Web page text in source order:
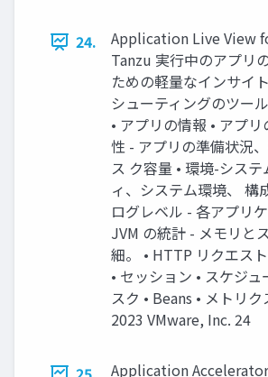
24.
Application Live View
Tanzu 実⾏中のアプリ
ための軽量なインサイ
シューティングのツー
• アプリの情報 • アプリ
性 - アプリの準備状況
ス ク容量 • 環境-システ
ィ、システム環境、 構
ログレベル - 各アプリ
JVM の統計 - メモリと
細。 • HTTP リクエス
• セッション • スケジ
スク • Beans • メトリ
2023 VMware, Inc. 24
Application